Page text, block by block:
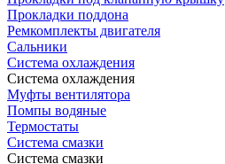
Прокладки поддона
Ремкомплекты двигателя
Сальники
Система охлаждения
Система охлаждения
Муфты вентилятора
Помпы водяные
Термостаты
Система смазки
Система смазки